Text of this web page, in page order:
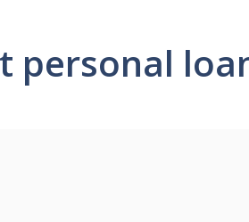
personal